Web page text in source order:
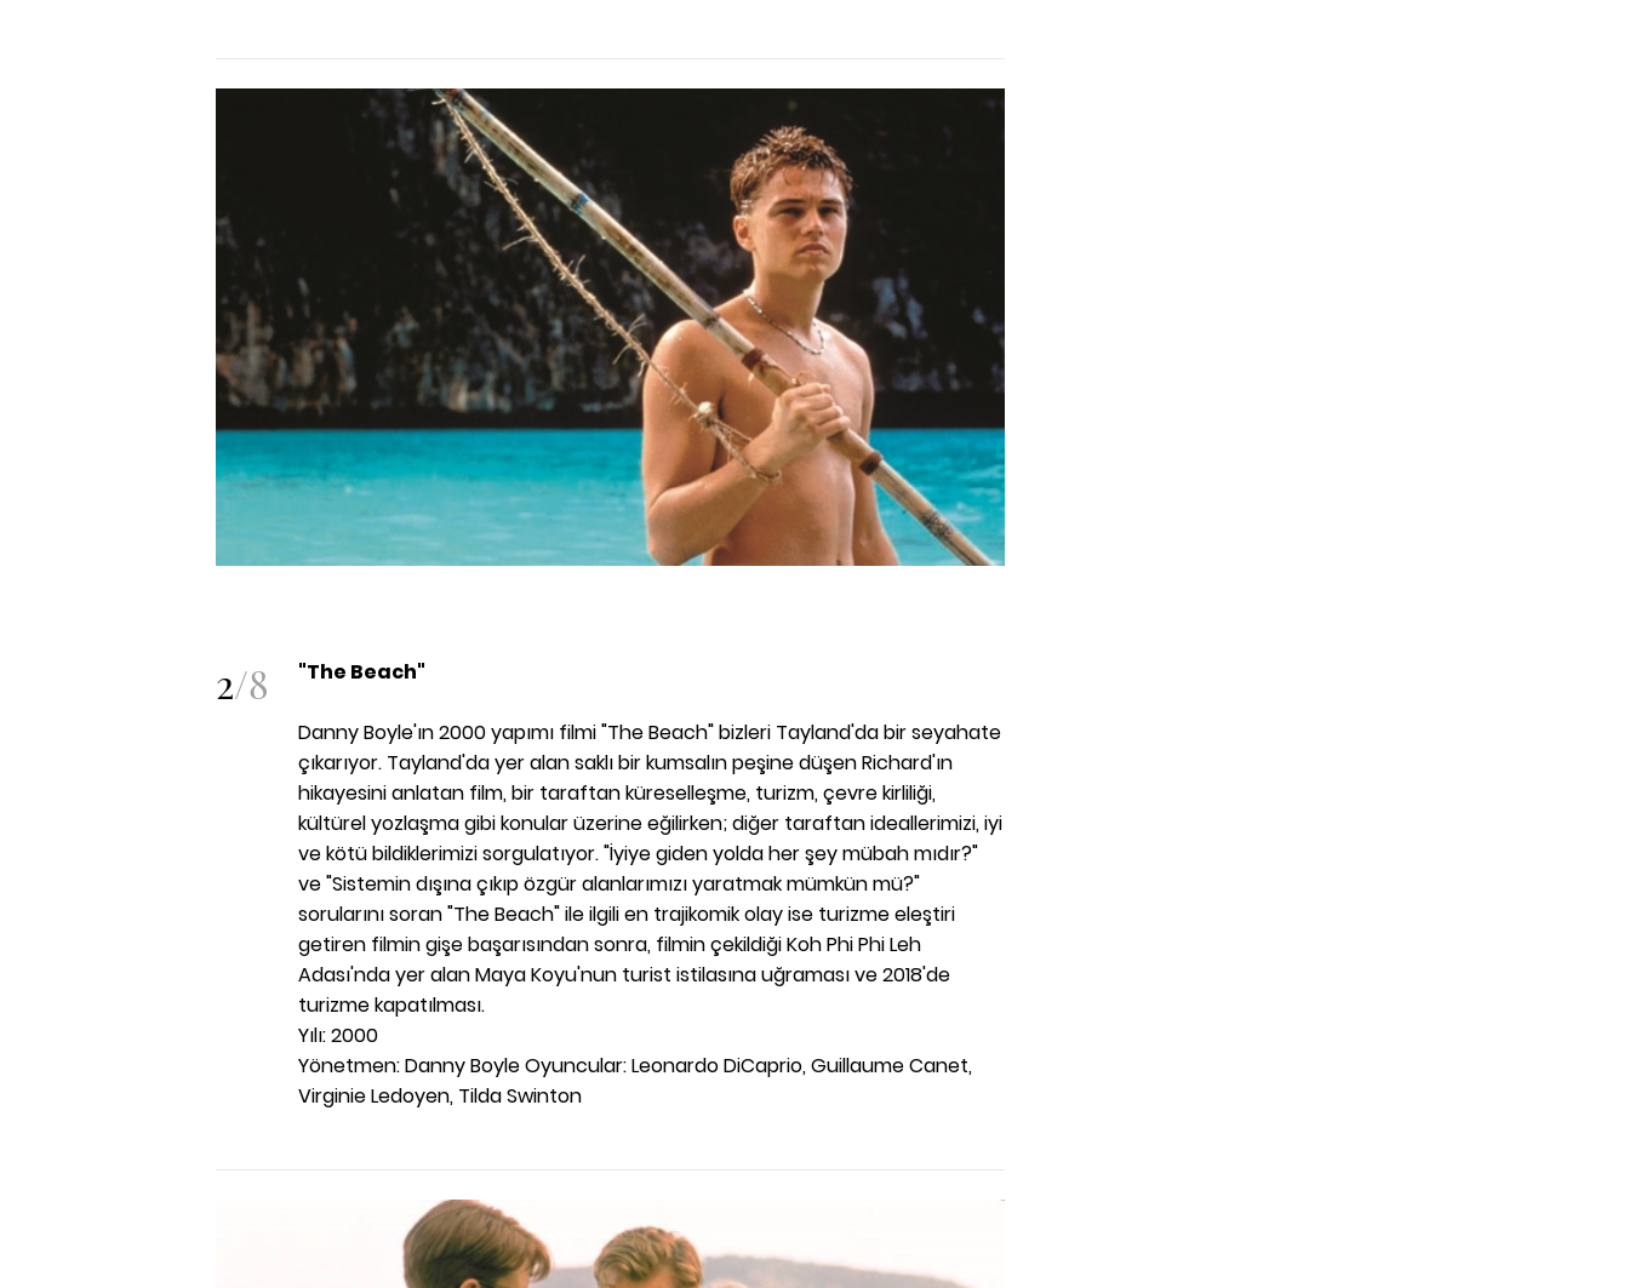
2/8 "The Beach"
Danny Boyle'ın 2000 yapımı filmi "The Beach" bizleri Tayland'da bir seyahate
çıkarıyor. Tayland'da yer alan saklı bir kumsalın peşine düşen Richard'ın
hikayesini anlatan film, bir taraftan küreselleşme, turizm, çevre kirliliği,
kültürel yozlaşma gibi konular üzerine eğilirken; diğer taraftan ideallerimizi, iyi
ve kötü bildiklerimizi sorgulatıyor. "İyiye giden yolda her şey mübah mıdır?"
ve "Sistemin dışına çıkıp özgür alanlarımızı yaratmak mümkün mü?"
sorularını soran "The Beach" ile ilgili en trajikomik olay ise turizme eleştiri
getiren filmin gişe başarısından sonra, filmin çekildiği Koh Phi Phi Leh
Adası'nda yer alan Maya Koyu'nun turist istilasına uğraması ve 2018'de
turizme kapatılması.
Yılı: 2000
Yönetmen: Danny Boyle Oyuncular: Leonardo DiCaprio, Guillaume Canet,
Virginie Ledoyen, Tilda Swinton